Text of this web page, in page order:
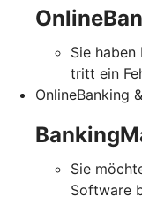
Sie haben
tritt ein
OnlineBanking
Sie
Software